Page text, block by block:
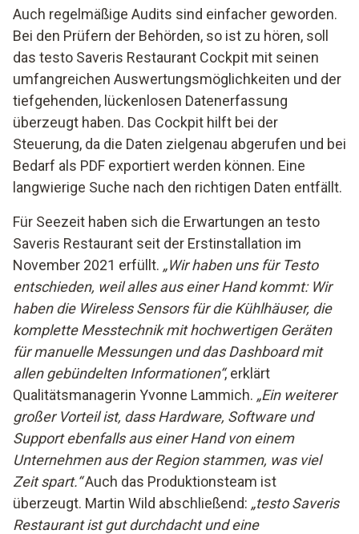
Auch regelmäßige Audits sind einfacher geworden.
Bei den Prüfern der Behörden, so ist zu hören, soll
das testo Saveris Restaurant Cockpit mit seinen
umfangreichen Auswertungsmöglichkeiten und der
tiefgehenden, lückenlosen Datenerfassung
überzeugt haben. Das Cockpit hilft bei der
Steuerung, da die Daten zielgenau abgerufen und bei
Bedarf als PDF exportiert werden können. Eine
langwierige Suche nach den richtigen Daten entfällt.
Für Seezeit haben sich die Erwartungen an testo
Saveris Restaurant seit der Erstinstallation im
November 2021 erfüllt. „Wir haben uns für Testo
entschieden, weil alles aus einer Hand kommt: Wir
haben die Wireless Sensors für die Kühlhäuser, die
komplette Messtechnik mit hochwertigen Geräten
für manuelle Messungen und das Dashboard mit
allen gebündelten Informationen“, erklärt
Qualitätsmanagerin Yvonne Lammich. „Ein weiterer
großer Vorteil ist, dass Hardware, Software und
Support ebenfalls aus einer Hand von einem
Unternehmen aus der Region stammen, was viel
Zeit spart.“Auch das Produktionsteam ist
überzeugt. Martin Wild abschließend: „testo Saveris
Restaurant ist gut durchdacht und eine